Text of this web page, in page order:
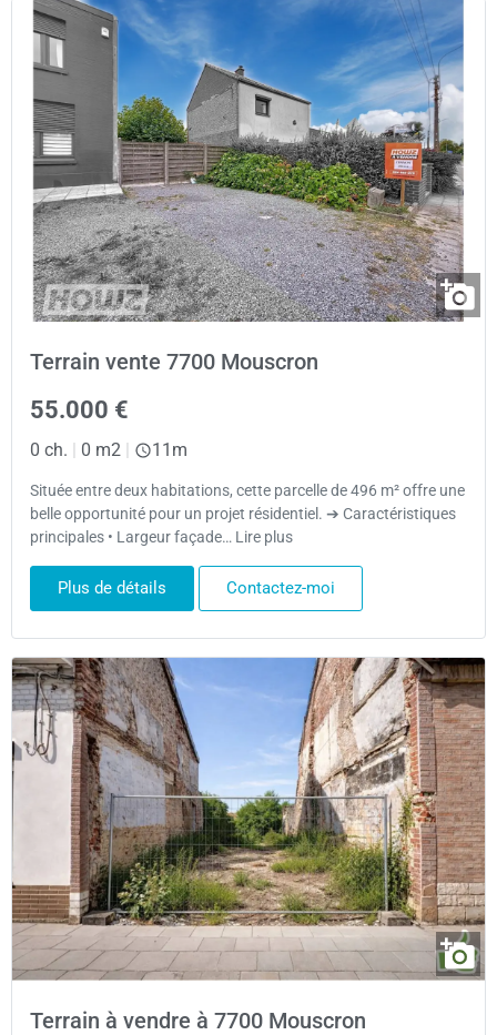
Terrain vente 7700 Mouscron
55.000 €
0 ch. | 0 m2 | 11m
Située entre deux habitations, cette parcelle de 496 m² offre une
belle opportunité pour un projet résidentiel. ➔ Caractéristiques
principales • Largeur façade… Lire plus
Plus de détails Contactez-moi
Terrain à vendre à 7700 Mouscron